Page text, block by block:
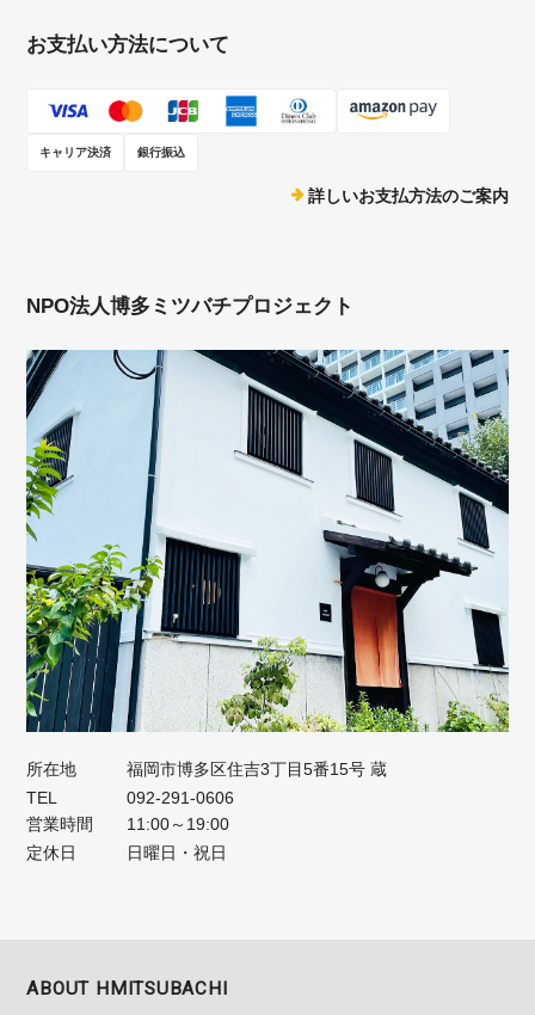
お支払い方法について
キャリア決済 銀行振込
詳しいお支払方法のご案内
NPO法人博多ミツバチプロジェクト
所在地
福岡市博多区住吉3丁目5番15号 蔵
TEL
092-291-0606
営業時間
11:00～19:00
定休日
日曜日・祝日
ABOUT HMITSUBACHI